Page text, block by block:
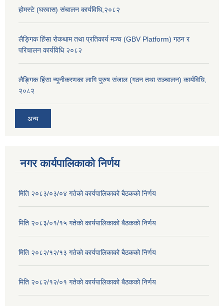
होमस्टे (घरवास) संचालन कार्यविधि,२०८२
लैङ्गिक हिंसा रोकथाम तथा प्रतिकार्य मञ्च (GBV Platform) गठन र
परिचालन कार्यविधि २०८२
लैङ्गिक हिंसा न्यूनीकरणका लागि पुरुष संजाल (गठन तथा सञ्चालन) कार्यविधि,
२०८२
अन्य
नगर कार्यपालिकाको निर्णय
मिति २०८३/०३/०४ गतेकाे कार्यपालिकाको बैठकको निर्णय
मिति २०८३/०१/१५ गतेकाे कार्यपालिकाको बैठकको निर्णय
मिति २०८२/१२/१३ गतेकाे कार्यपालिकाको बैठकको निर्णय
मिति २०८२/१२/०१ गतेकाे कार्यपालिकाको बैठकको निर्णय